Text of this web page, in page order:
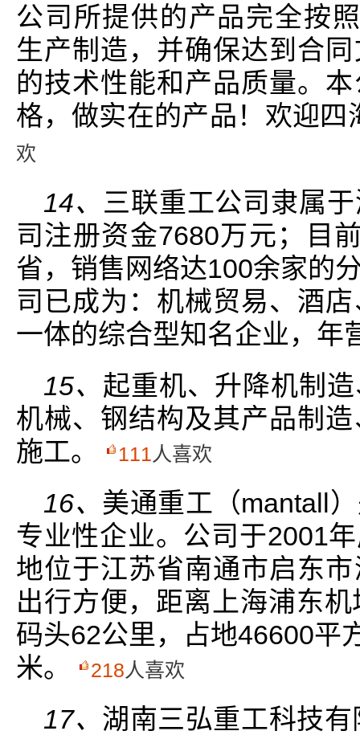
公司所提供的产品完全按
生产制造，并确保达到合
的技术性能和产品质量。
格，做实在的产品！欢迎四
欢
14、 三联重工公司隶属
司注册资金7680万元；目
省，销售网络达100余家的
司已成为：机械贸易、酒
一体的综合型知名企业，年
15、 起重机、升降机制
机械、钢结构及其产品制
施工。
111人喜欢
16、 美通重工（mantall
专业性企业。公司于2001
地位于江苏省南通市启东
出行方便，距离上海浦东
码头62公里，占地46600平
米。
218人喜欢
17、 湖南三弘重工科技